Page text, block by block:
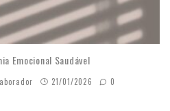
Emocional Saudável
21/01/2026
0